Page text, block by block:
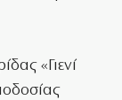
«Γιενί